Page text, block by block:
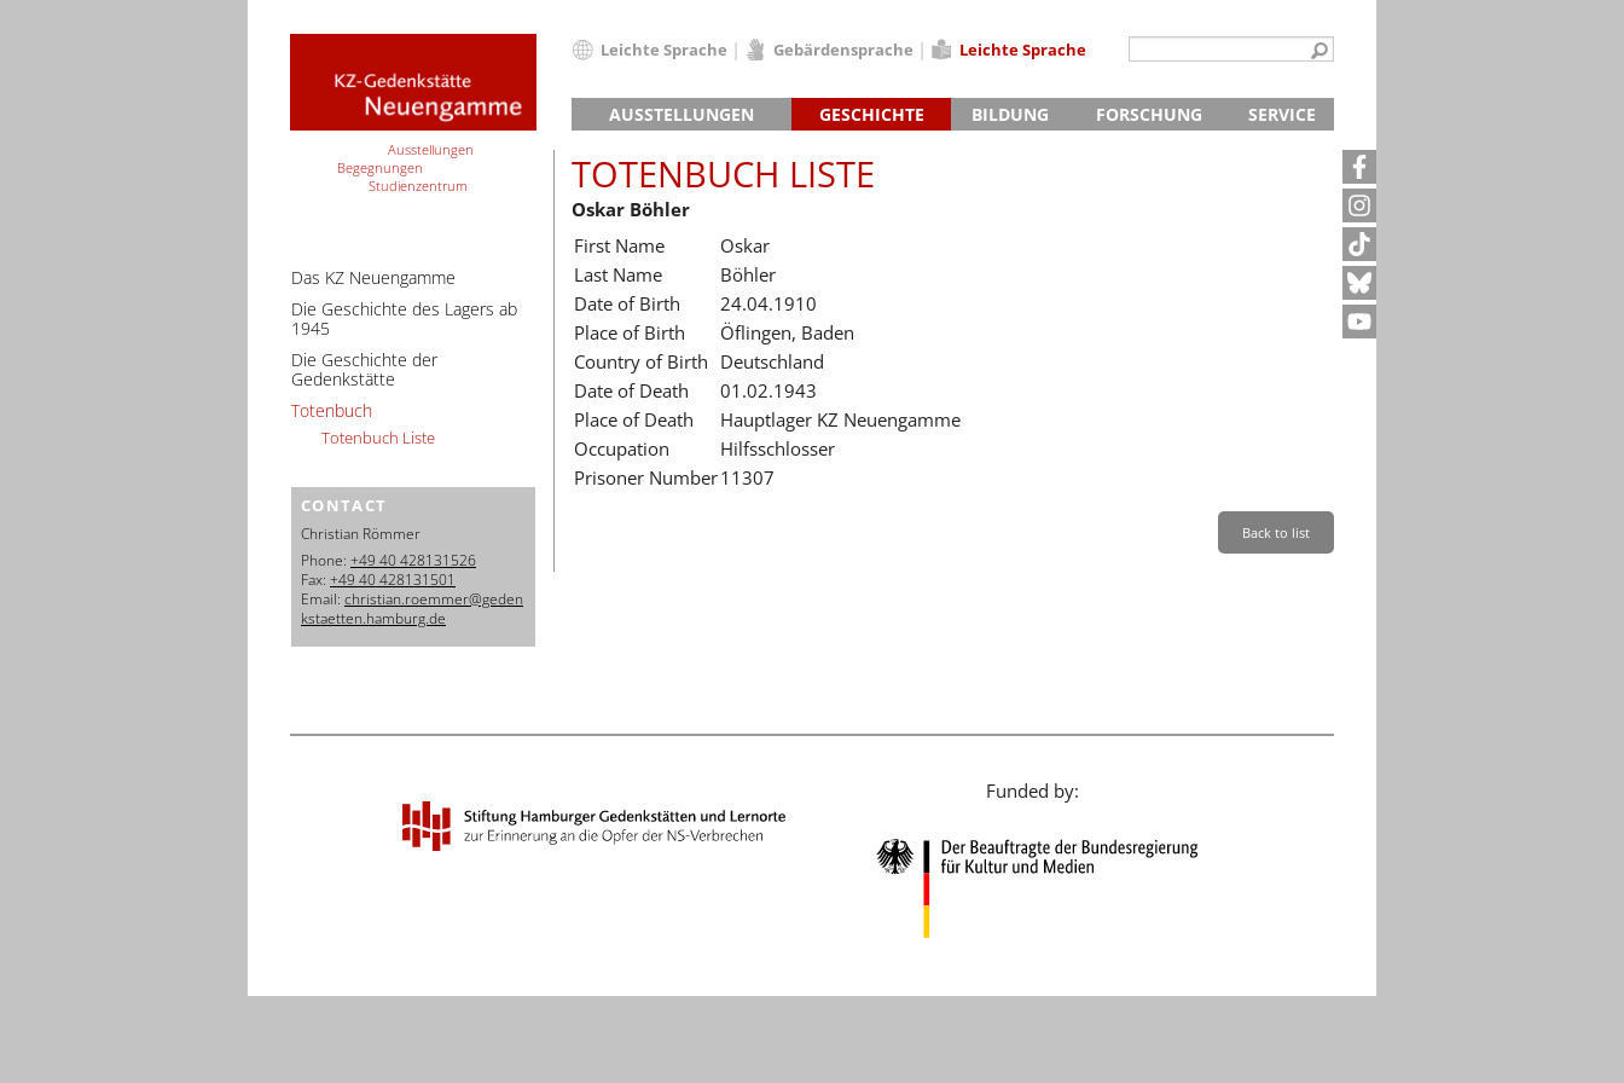
AUSSTELLUNGEN
Lager-SS
Klinkerwerk
Walther-Werke
Gefängnismauer
Haus des Gedenkens
GESCHICHTE
Die Geschichte des Lagers ab 1945
BILDUNG FORSCHUNG
SERVICE
Archivanfrage
Kurze Information
Leichte Sprache
English
Dansk
Español
Italiano
Nederlands
Português
Türkçe
Yкраїнський
Русский
עברית
Gebärdensprache Leichte Sprache
TOTENBUCH LISTE
Oskar Böhler
First Name
Oskar
Last Name
Böhler
Date of Birth
24.04.1910
Place of Birth
Öflingen, Baden
Country of Birth Deutschland
Date of Death
01.02.1943
Place of Death
Hauptlager KZ Neuengamme
Occupation
Hilfsschlosser
Prisoner Number11307
Back to list
Ausstellungen
Begegnungen
Studienzentrum
Das KZ Neuengamme
Die Geschichte des Lagers ab
1945
Die Geschichte der
Gedenkstätte
Totenbuch
Totenbuch Liste
CONTACT
Christian Römmer
Phone: +49 40 428131526
Fax: +49 40 428131501
Email: christian.roemmer@geden
kstaetten.hamburg.de
Funded by: